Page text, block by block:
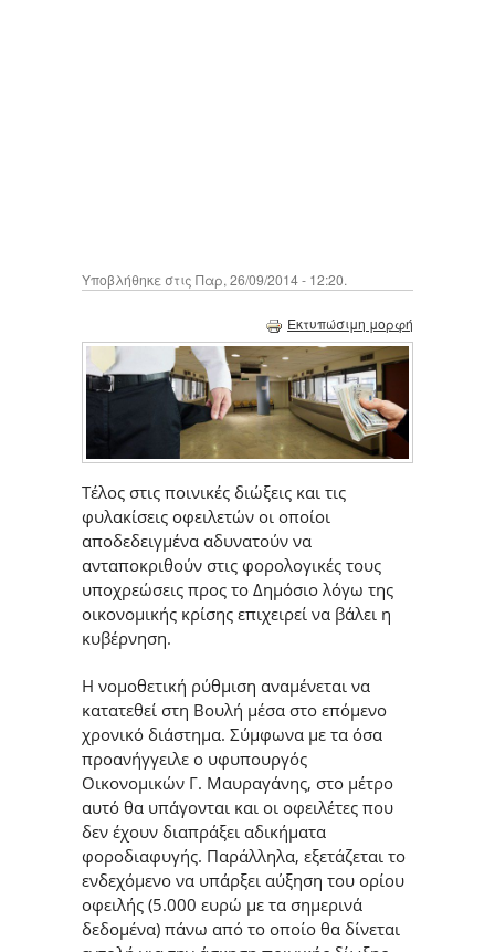
Υποβλήθηκε στις Παρ, 26/09/2014 - 12:20.
Εκτυπώσιμη μορφή
Τέλος στις ποινικές διώξεις και τις
φυλακίσεις οφειλετών οι οποίοι
αποδεδειγμένα αδυνατούν να
ανταποκριθούν στις φορολογικές τους
υποχρεώσεις προς το Δημόσιο λόγω της
οικονομικής κρίσης επιχειρεί να βάλει η
κυβέρνηση.
Η νομοθετική ρύθμιση αναμένεται να
κατατεθεί στη Βουλή μέσα στο επόμενο
χρονικό διάστημα. Σύμφωνα με τα όσα
προανήγγειλε ο υφυπουργός
Οικονομικών Γ. Μαυραγάνης, στο μέτρο
αυτό θα υπάγονται και οι οφειλέτες που
δεν έχουν διαπράξει αδικήματα
φοροδιαφυγής. Παράλληλα, εξετάζεται το
ενδεχόμενο να υπάρξει αύξηση του ορίου
οφειλής (5.000 ευρώ με τα σημερινά
δεδομένα) πάνω από το οποίο θα δίνεται